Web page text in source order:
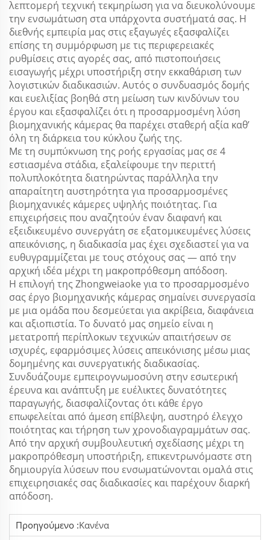
λεπτομερή τεχνική τεκμηρίωση για να διευκολύνουμε
την ενσωμάτωση στα υπάρχοντα συστήματά σας. Η
διεθνής εμπειρία μας στις εξαγωγές εξασφαλίζει
επίσης τη συμμόρφωση με τις περιφερειακές
ρυθμίσεις στις αγορές σας, από πιστοποιήσεις
εισαγωγής μέχρι υποστήριξη στην εκκαθάριση των
λογιστικών διαδικασιών. Αυτός ο συνδυασμός δομής
και ευελιξίας βοηθά στη μείωση των κινδύνων του
έργου και εξασφαλίζει ότι η προσαρμοσμένη λύση
βιομηχανικής κάμερας θα παρέχει σταθερή αξία καθ’
όλη τη διάρκεια του κύκλου ζωής της.
Με τη συμπύκνωση της ροής εργασίας μας σε 4
εστιασμένα στάδια, εξαλείφουμε την περιττή
πολυπλοκότητα διατηρώντας παράλληλα την
απαραίτητη αυστηρότητα για προσαρμοσμένες
βιομηχανικές κάμερες υψηλής ποιότητας. Για
επιχειρήσεις που αναζητούν έναν διαφανή και
εξειδικευμένο συνεργάτη σε εξατομικευμένες λύσεις
απεικόνισης, η διαδικασία μας έχει σχεδιαστεί για να
ευθυγραμμίζεται με τους στόχους σας — από την
αρχική ιδέα μέχρι τη μακροπρόθεσμη απόδοση.
Η επιλογή της Zhongweiaoke για το προσαρμοσμένο
σας έργο βιομηχανικής κάμερας σημαίνει συνεργασία
με μια ομάδα που δεσμεύεται για ακρίβεια, διαφάνεια
και αξιοπιστία. Το δυνατό μας σημείο είναι η
μετατροπή περίπλοκων τεχνικών απαιτήσεων σε
ισχυρές, εφαρμόσιμες λύσεις απεικόνισης μέσω μιας
δομημένης και συνεργατικής διαδικασίας.
Συνδυάζουμε εμπειρογνωμοσύνη στην εσωτερική
έρευνα και ανάπτυξη με ευέλικτες δυνατότητες
παραγωγής, διασφαλίζοντας ότι κάθε έργο
επωφελείται από άμεση επίβλεψη, αυστηρό έλεγχο
ποιότητας και τήρηση των χρονοδιαγραμμάτων σας.
Από την αρχική συμβουλευτική σχεδίασης μέχρι τη
μακροπρόθεσμη υποστήριξη, επικεντρωνόμαστε στη
δημιουργία λύσεων που ενσωματώνονται ομαλά στις
επιχειρησιακές σας διαδικασίες και παρέχουν διαρκή
απόδοση.
Προηγούμενο :Κανένα